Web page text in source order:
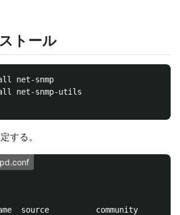
トール
net-snmp
net-snmp-utils
する。
source          community